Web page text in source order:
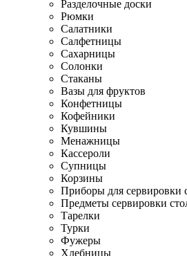
Разделочные доски
Рюмки
Салатники
Салфетницы
Сахарницы
Солонки
Стаканы
Вазы для фруктов
Конфетницы
Кофейники
Кувшины
Менажницы
Кассероли
Супницы
Корзины
Приборы для сервировки
Предметы сервировки
Тарелки
Турки
Фужеры
Хлебницы